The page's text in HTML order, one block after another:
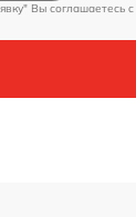
Вы соглашаетесь c